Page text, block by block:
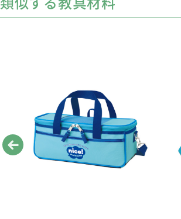
類似する教具材料